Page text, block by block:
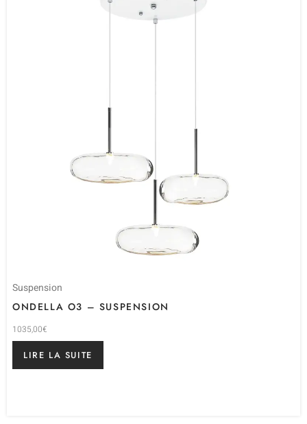
Suspension
ONDELLA O3 – SUSPENSION
1035,00€
LIRE LA SUITE